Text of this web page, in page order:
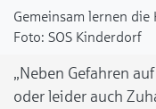
Gemeinsam lernen die
SOS Kinderdorf
„Neben Gefahren
oder leider auch